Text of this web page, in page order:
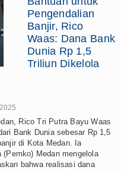
Pengendalian
Banjir, Rico
Waas: Dana Bank
Dunia Rp 1,5
Triliun Dikelola
Rico Tri Putra Bayu Waas
Bank Dunia sebesar Rp 1,5
di Kota Medan. Ia
(Pemko) Medan mengelola
bahwa realisasi dana